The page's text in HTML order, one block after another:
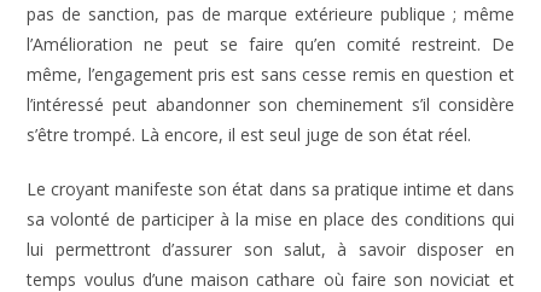
pas de sanction, pas de marque extérieure publique ; même
l’Amélioration ne peut se faire qu’en comité restreint. De
même, l’engagement pris est sans cesse remis en question et
l’intéressé peut abandonner son cheminement s’il considère
s’être trompé. Là encore, il est seul juge de son état réel.
Le croyant manifeste son état dans sa pratique intime et dans
sa volonté de participer à la mise en place des conditions qui
lui permettront d’assurer son salut, à savoir disposer en
temps voulus d’une maison cathare où faire son noviciat et